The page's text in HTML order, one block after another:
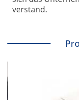
verstand.